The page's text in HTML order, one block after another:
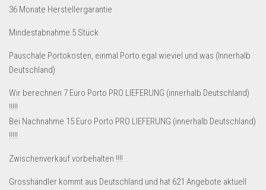
36 Monate Herstellergarantie
Mindestabnahme 5 Stück
Pauschale Portokosten, einmal Porto egal wieviel und was (Innerhalb
Deutschland)
Wir berechnen 7 Euro Porto PRO LIEFERUNG (innerhalb Deutschland)
!!!!!
Bei Nachnahme 15 Euro Porto PRO LIEFERUNG (innerhalb Deutschland)
!!!!!
Zwischenverkauf vorbehalten !!!!
Grosshändler kommt aus Deutschland und hat 621 Angebote aktuell